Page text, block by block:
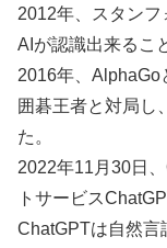
2012年、スタン
AIが認識出来るこ
2016年、AlphaGo
囲碁王者と対局し
た。
2022年11月30日
トサービス
ChatGPTは自然言